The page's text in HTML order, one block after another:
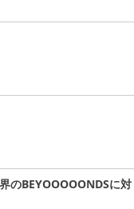
のBEYOOOOONDSに対